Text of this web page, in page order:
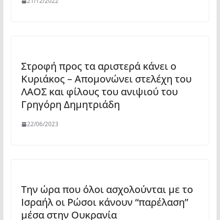
Στροφή προς τα αριστερά κάνει ο
Κυριάκος – Απομονώνει στελέχη του
ΛΑΟΣ και φίλους του ανιψιού του
Γρηγόρη Δημητριάδη
22/06/2023
Την ώρα που όλοι ασχολούνται με το
Ισραήλ οι Ρώσοι κάνουν “παρέλαση”
μέσα στην Ουκρανία